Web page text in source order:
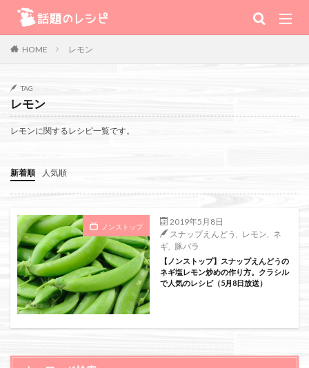
HOME レモン
TAG
レモン
レモンに関するレシピ一覧です。
新着順 人気順
ノンストップ
2019年5月8日
スナップえんどう
レモン
ネ
ギ, 豚バラ
【ノンストップ】スナップえんどうの
ネギ塩レモン炒めの作り方。クラシル
で人気のレシピ（5月8日放送）
キーワード
TV番組
Warning: Use of undefined constant 番組 - assumed '番組' (this will
throw an Error in a future version of PHP) in
/home/xs111inc/wadai.info/public_html/wp-content/themes/the-
thor-child/searchform-refine.php on line 41
絞り込み検索